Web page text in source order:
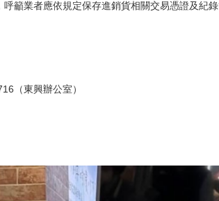
業者應依規定保存進銷貨相關交易憑證及紀
（東興辦公室）